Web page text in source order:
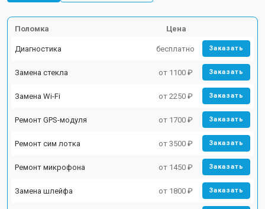
Поломка Цена
Диагностика бесплатно Заказать
Замена стекла от 1100 ₽ Заказать
Замена Wi-Fi от 2250 ₽ Заказать
Ремонт GPS-модуля от 1700 ₽ Заказать
Ремонт сим лотка от 3500 ₽ Заказать
Ремонт микрофона от 1450 ₽ Заказать
Замена шлейфа от 1800 ₽ Заказать